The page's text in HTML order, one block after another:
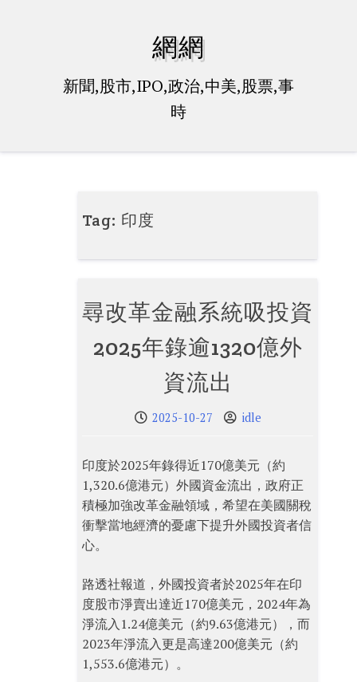
網網
新聞,股市,IPO,政治,中美,股票,事
時
Tag: 印度
尋改革金融系統吸投資
2025年錄逾1320億外
資流出
2025-10-27 idle
印度於2025年錄得近170億美元（約
1,320.6億港元）外國資金流出，政府正
積極加強改革金融領域，希望在美國關稅
衝擊當地經濟的憂慮下提升外國投資者信
心。
路透社報道，外國投資者於2025年在印
度股市淨賣出達近170億美元，2024年為
淨流入1.24億美元（約9.63億港元），而
2023年淨流入更是高達200億美元（約
1,553.6億港元）。